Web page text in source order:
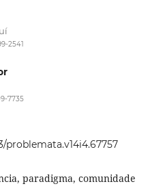
2541
7735
problemata.v14i4.67757
paradigma, comunidade